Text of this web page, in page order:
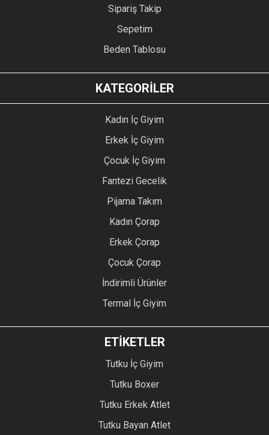
Sipariş Takip
Sepetim
Beden Tablosu
KATEGORİLER
Kadın İç Giyim
Erkek İç Giyim
Çocuk İç Giyim
Fantezi Gecelik
Pijama Takım
Kadın Çorap
Erkek Çorap
Çocuk Çorap
İndirimli Ürünler
Termal İç Giyim
ETİKETLER
Tutku İç Giyim
Tutku Boxer
Tutku Erkek Atlet
Tutku Bayan Atlet